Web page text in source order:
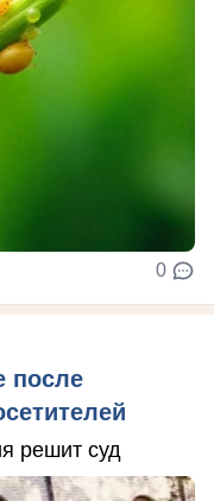
0
после
решит суд